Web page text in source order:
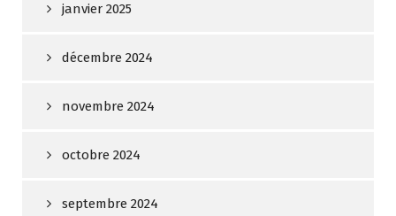
janvier 2025
décembre 2024
novembre 2024
octobre 2024
septembre 2024